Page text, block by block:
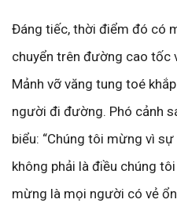
Đáng tiếc, thời điểm đó có
chuyển trên đường cao tốc
Mảnh vỡ văng tung toé
người đi đường. Phó cảnh
biểu: “Chúng tôi mừng vì
không phải là điều chúng
mừng là mọi người có vẻ